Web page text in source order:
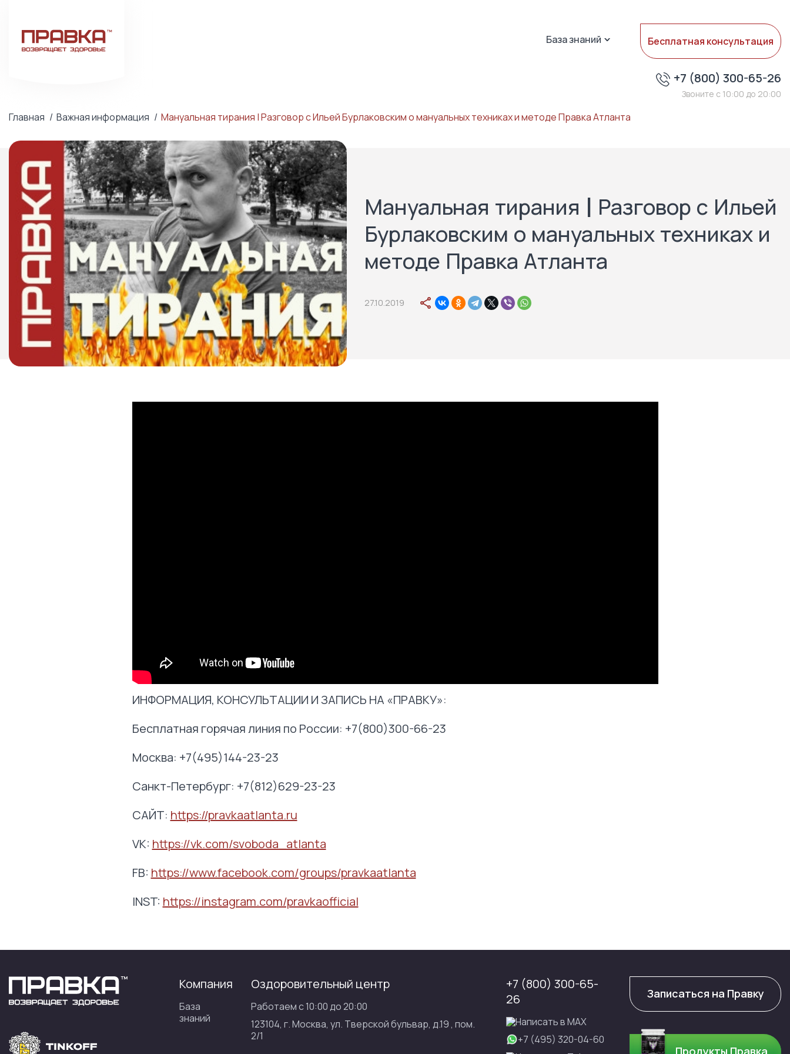
База знаний Бесплатная консультация
+7 (800) 300-65-26
Звоните с 10:00 до 20:00
Главная Важная информация Мануальная тирания | Разговор с Ильей Бурлаковским о мануальных техниках и методе Правка Атланта
Мануальная тирания | Разговор с Ильей
Бурлаковским о мануальных техниках и
методе Правка Атланта
27.10.2019
ИНФОРМАЦИЯ, КОНСУЛЬТАЦИИ И ЗАПИСЬ НА «ПРАВКУ»:
Бесплатная горячая линия по России: +7(800)300-66-23
Москва: +7(495)144-23-23
Санкт-Петербург: +7(812)629-23-23
САЙТ: https://pravkaatlanta.ru
VK: https://vk.com/svoboda_atlanta
FB: https://www.facebook.com/groups/pravkaatlanta
INST: https://instagram.com/pravkaofficial
Компания
База
знаний
Оздоровительный центр
Работаем с 10:00 до 20:00
123104, г. Москва, ул. Тверской бульвар, д.19 , пом.
2/1
+7 (800) 300-65-
26
Написать в МАХ
+7 (495) 320-04-60
Записаться на Правку
Продукты Правка